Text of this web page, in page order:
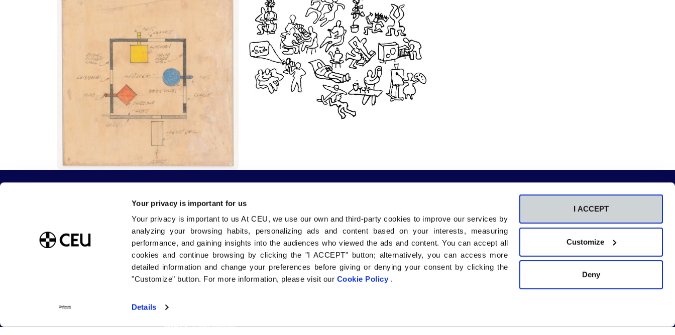
Your privacy is important for us
Your privacy is important to us At CEU, we use our own and third-party cookies to improve our services by
analyzing your browsing habits, personalizing ads and content based on your interests, measuring
performance, and gaining insights into the audiences who viewed the ads and content. You can accept all
cookies and continue browsing by clicking the "I ACCEPT" button; alternatively, you can access more
detailed information and change your preferences before giving or denying your consent by clicking the
"Customize" button. For more information, please visit our Cookie Policy .
Details
I ACCEPT
Customize
Deny
Sobre la Universidad CEU San Pablo
Blog USP
Tienda CEU
Portal de Transparencia
Estudia con nosotros
Grados / Dobles Grados
Másteres
Doctorados
Internacional
Facultades
Comunidad
CEU Emplea
Alumni
Vida en el Campus
Canal Ético
Sedes
CEU Valencia
CEU Barcelona
CEU Sevilla
CEU FP Madrid
Centros adscritos
RCU María Cristina
Comunicación